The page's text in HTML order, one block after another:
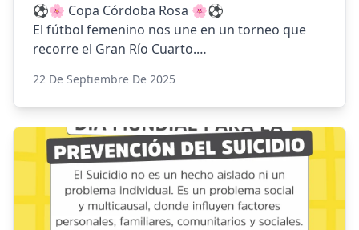
⚽🌸 Copa Córdoba Rosa 🌸⚽
El fútbol femenino nos une en un torneo que
recorre el Gran Río Cuarto.
📍 Sábado 27/09 – Comienza en Holmberg
📍 Sábado 11/10 – Sede en Las Higueras (Predio
de la Cooperativa)
📍 Jueves 18/10 – Gran final en Río Cuarto
💻 ¡Inscribite en el link y sé parte de esta
experiencia deportiva y colectiva!
22 De Septiembre De 2025